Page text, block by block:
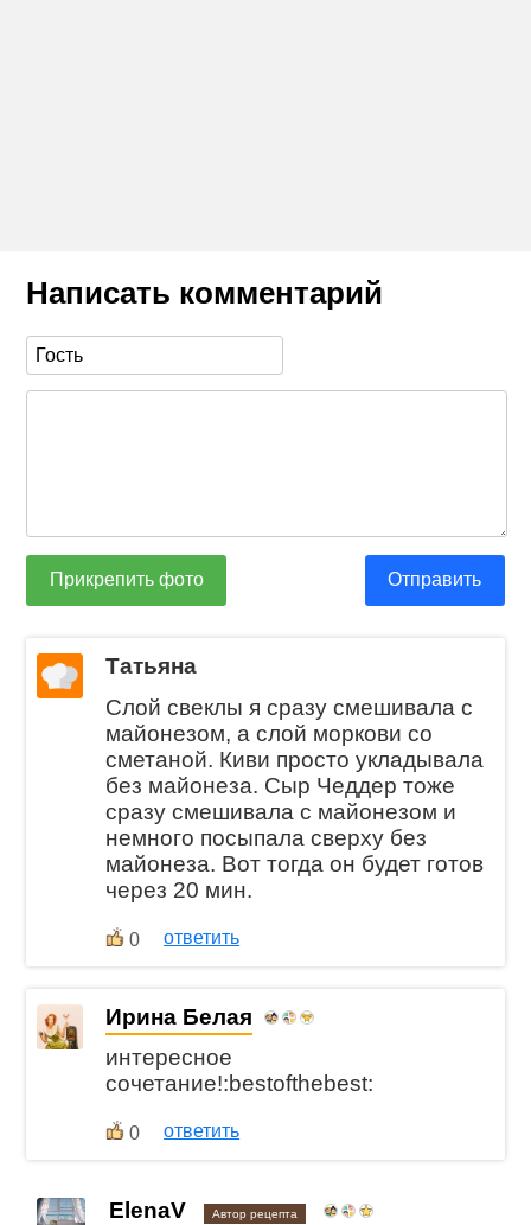
Написать комментарий
Прикрепить фото Отправить
Татьяна
Слой свеклы я сразу смешивала с
майонезом, а слой моркови со
сметаной. Киви просто укладывала
без майонеза. Сыр Чеддер тоже
сразу смешивала с майонезом и
немного посыпала сверху без
майонеза. Вот тогда он будет готов
через 20 мин.
0 ответить
Ирина Белая
интересное
сочетание!:bestofthebest:
0 ответить
ElenaV Автор рецепта